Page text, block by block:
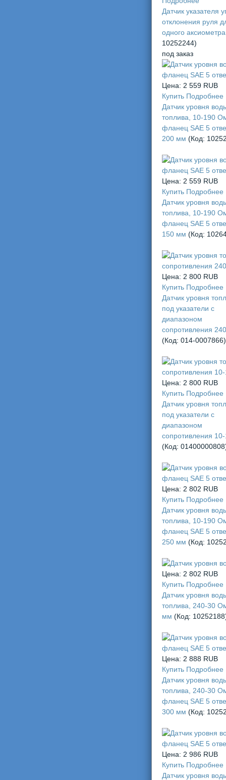
Датчик указателя
отклонения руля
одного
10252244)
под заказ
Цена: 2 559 RUB
Купить Подробнее
Датчик уровня
топлива, 10-190
фланец SAE 5
200 мм (Код:
Цена: 2 559 RUB
Купить Подробнее
Датчик уровня
топлива, 10-190
фланец SAE 5
150 мм (Код:
Цена: 2 800 RUB
Купить Подробнее
Датчик уровня
под указатели с
диапазоном
сопротивления
(Код: 014-0007866)
Цена: 2 800 RUB
Купить Подробнее
Датчик уровня
под указатели с
диапазоном
сопротивления
(Код: 01400000808
Цена: 2 802 RUB
Купить Подробнее
Датчик уровня
топлива, 10-190
фланец SAE 5
250 мм (Код:
Цена: 2 802 RUB
Купить Подробнее
Датчик уровня
топлива, 240-30
мм (Код: 10252188
Цена: 2 888 RUB
Купить Подробнее
Датчик уровня
топлива, 240-30
фланец SAE 5
300 мм (Код:
Цена: 2 986 RUB
Купить Подробнее
Датчик уровня